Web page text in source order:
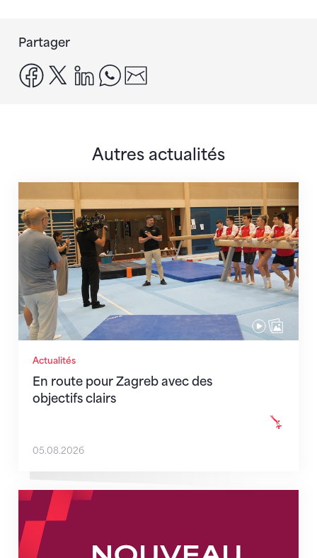
Partager
facebook
x linkedinwhatsapp
Autres actualités
Actualités
En route pour Zagreb avec des
objectifs clairs
En route pour Zagreb avec des objectifs clairs
05.08.2026
Nouveaux horaires du secrétariat dès le 1er août